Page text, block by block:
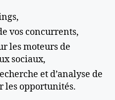
vos concurrents,
les moteurs de
sociaux,
et d’analyse de
les opportunités.